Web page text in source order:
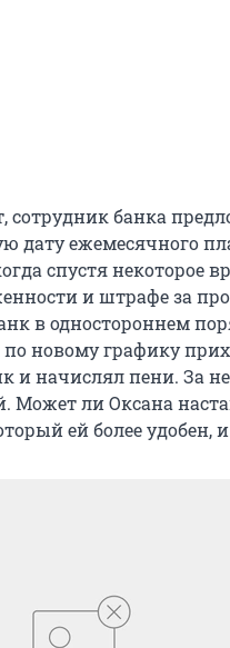
сотрудник банка
дату ежемесячного
спустя некоторое
и штрафе за
в одностороннем
по новому графику
и начислял пени. За
Может ли Оксана
ей более удобен,